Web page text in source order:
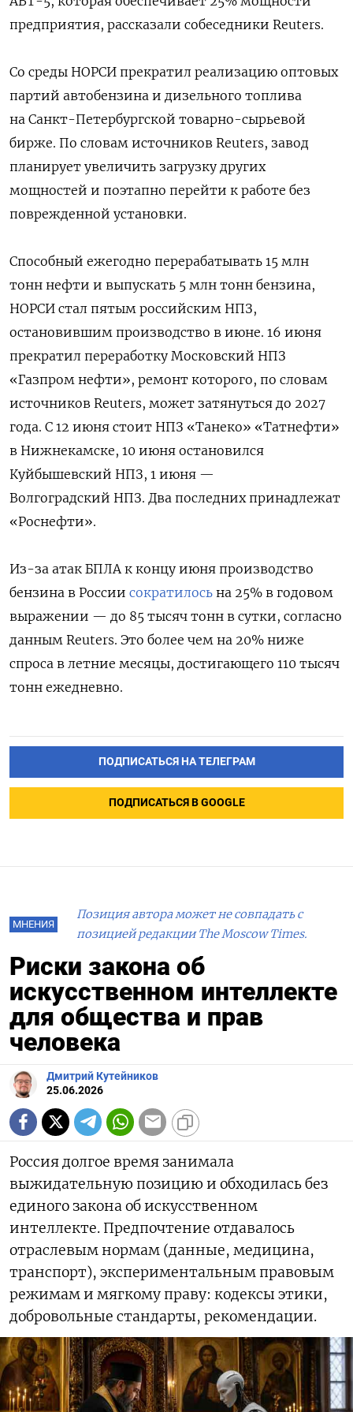
предприятия, рассказали собеседники Reuters.
Со среды НОРСИ прекратил реализацию оптовых
партий автобензина и дизельного топлива
на Санкт-Петербургской товарно-сырьевой
бирже. По словам источников Reuters, завод
планирует увеличить загрузку других
мощностей и поэтапно перейти к работе без
поврежденной установки.
Способный ежегодно перерабатывать 15 млн
тонн нефти и выпускать 5 млн тонн бензина,
НОРСИ стал пятым российским НПЗ,
остановившим производство в июне. 16 июня
прекратил переработку Московский НПЗ
«Газпром нефти», ремонт которого, по словам
источников Reuters, может затянуться до 2027
года. С 12 июня стоит НПЗ «Танеко» «Татнефти»
в Нижнекамске, 10 июня остановился
Куйбышевский НПЗ, 1 июня —
Волгоградский НПЗ. Два последних принадлежат
«Роснефти».
Из-за атак БПЛА к концу июня производство
бензина в России сократилось на 25% в годовом
выражении — до 85 тысяч тонн в сутки, согласно
данным Reuters. Это более чем на 20% ниже
спроса в летние месяцы, достигающего 110 тысяч
тонн ежедневно.
ПОДПИСАТЬСЯ НА ТЕЛЕГРАМ
ПОДПИСАТЬСЯ В GOOGLE
МНЕНИЯ
Позиция автора может не совпадать с
позицией редакции The Moscow Times.
Риски закона об
искусственном интеллекте
для общества и прав
человека
Дмитрий Кутейников
25.06.2026
Россия долгое время занимала
выжидательную позицию и обходилась без
единого закона об искусственном
интеллекте. Предпочтение отдавалось
отраслевым нормам (данные, медицина,
транспорт), экспериментальным правовым
режимам и мягкому праву: кодексы этики,
добровольные стандарты, рекомендации.